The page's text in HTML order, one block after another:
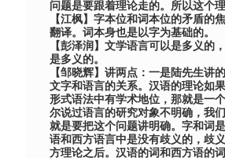
问题是要跟着理论走的。所以这个
【江枫】 字本位和词本位的矛盾的
翻译。词本身也是以字为基础的。
【彭泽润 】 文学语言可以是多义的，
是多义的。
【邹晓辉】 讲两点：一是陆先生讲
文字和语言的关系。汉语的理论如
形式语法中有学术地位，那就是一
尔说过语言的研究对象不明确，我
就是要把这个问题讲明确。字和词
语和西方语言中是没有歧义的，歧
方理论之后。汉语的词和西方语的